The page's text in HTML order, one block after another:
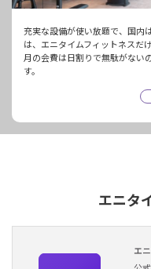
充実な設備が使い放題で、国内
は、エニタイムフィットネスだ
月の会費は日割りで無駄がない
す。
エニタ
エ